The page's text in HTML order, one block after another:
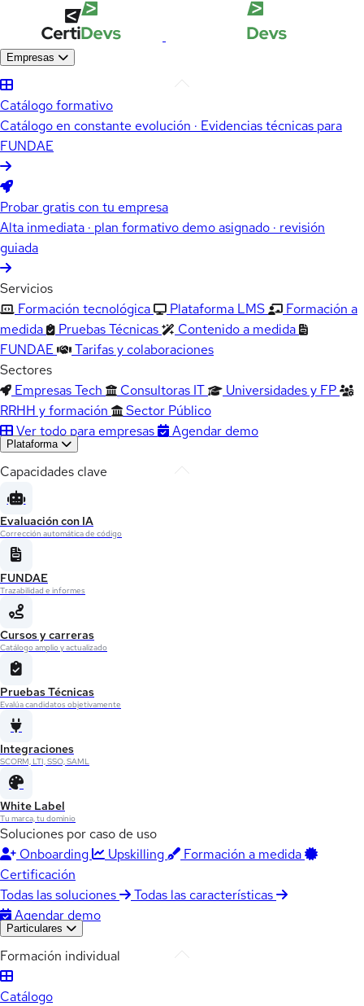
Empresas
Catálogo formativo
Catálogo en constante evolución · Evidencias técnicas para
FUNDAE
Probar gratis con tu empresa
Alta inmediata · plan formativo demo asignado · revisión
guiada
Servicios
Formación tecnológica
Plataforma LMS
Formación a
medida
Pruebas Técnicas
Contenido a medida
FUNDAE
Tarifas y colaboraciones
Sectores
Empresas Tech
Consultoras IT
Universidades y FP
RRHH y formación
Sector Público
Ver todo para empresas
Agendar demo
Plataforma
Capacidades clave
Evaluación con IA
Corrección automática de código
FUNDAE
Trazabilidad e informes
Cursos y carreras
Catálogo amplio y actualizado
Pruebas Técnicas
Evalúa candidatos objetivamente
Integraciones
SCORM, LTI, SSO, SAML
White Label
Tu marca, tu dominio
Soluciones por caso de uso
Onboarding
Upskilling
Formación a medida
Certificación
Todas las soluciones
Todas las características
Agendar demo
Particulares
Formación individual
Catálogo